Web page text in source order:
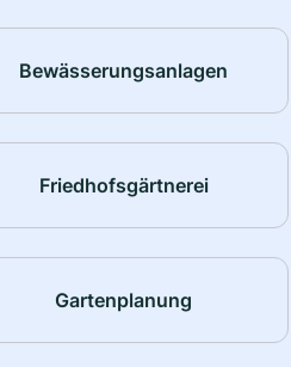
Bewässerungsanlagen
Friedhofsgärtnerei
Gartenplanung